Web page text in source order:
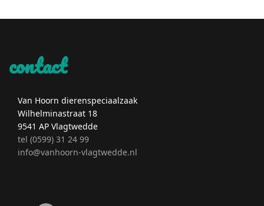
contact
Van Hoorn dierenspeciaalzaak
Wilhelminastraat 18
9541 AP Vlagtwedde
tel (0599) 31 24 99
info@vanhoorn-vlagtwedde.nl